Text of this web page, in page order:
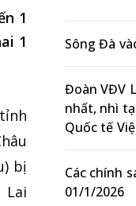
1
1
bị
Lai
Sông Đà
Đoàn VĐV
nhất, nhì
Quốc tế
Các chính
01/1/2026